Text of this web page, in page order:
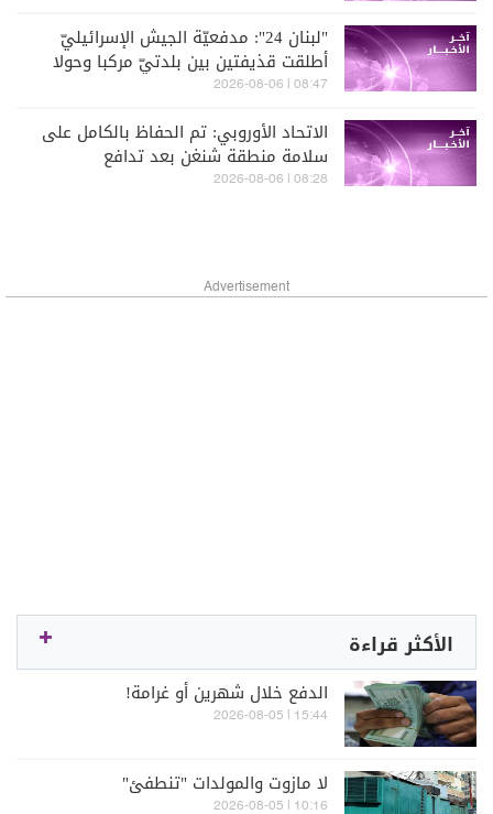
"لبنان 24": مدفعيّة الجيش الإسرائيليّ
أطلقت قذيفتين بين بلدتيّ مركبا وحولا
واندلاع النيران في المحلة
08:47 | 2026-08-06
الاتحاد الأوروبي: تم الحفاظ بالكامل على
سلامة منطقة شنغن بعد تدافع
المهاجرين عند حدود سبتة
08:28 | 2026-08-06
Advertisement
الأكثر قراءة
الدفع خلال شهرين أو غرامة!
15:44 | 2026-08-05
لا مازوت والمولدات "تنطفئ"
10:16 | 2026-08-05